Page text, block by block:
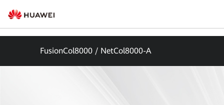
FusionCol8000 / NetCol8000-A